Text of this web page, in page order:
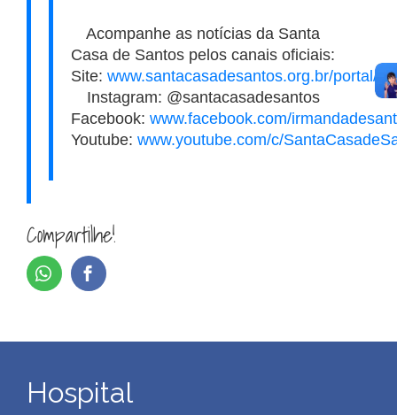
Acompanhe as notícias da Santa
Casa de Santos pelos canais oficiais:
Site: www.santacasadesantos.org.br/portal/
Instagram: @santacasadesantos
Facebook: www.facebook.com/
Youtube: www.youtube.com/c/
Compartilhe!
Hospital